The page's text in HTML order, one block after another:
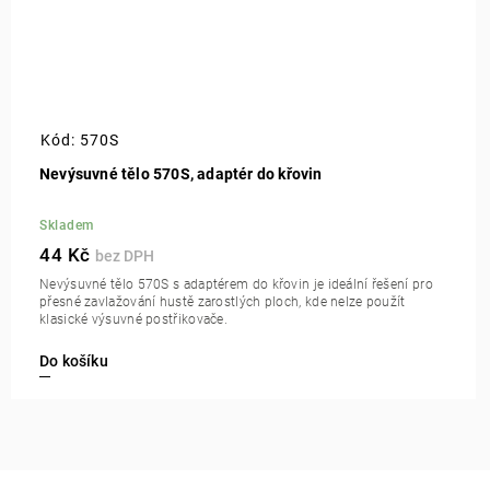
Nevýsuvné tělo 570S, adaptér do křovin
Skladem
44 Kč
Do košíku
Nevýsuvné tělo 570S s adaptérem do křovin je ideální řešení pro
přesné zavlažování hustě zarostlých ploch, kde nelze použít
klasické výsuvné postřikovače.
Kód: 570S